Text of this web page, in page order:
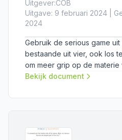
Uitgever:COB
Uitgave: 9 februari 2024 |
2024
Gebruik de serious game
bestaande uit vier, ook los
om meer grip op de materie
ontwerpen.
Bekijk document